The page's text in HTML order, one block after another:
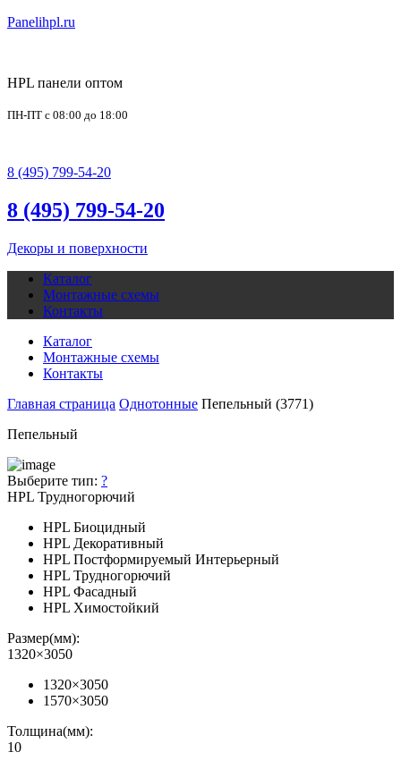
Panelihpl.ru
HPL панели оптом
ПН-ПТ с 08:00 до 18:00
8 (495) 799-54-20
8 (495) 799-54-20
Декоры и поверхности
Каталог
Монтажные схемы
Контакты
Каталог
Монтажные схемы
Контакты
Главная страница Однотонные Пепельный (3771)
Пепельный
Выберите тип: ?
HPL Трудногорючий
HPL Биоцидный
HPL Декоративный
HPL Постформируемый Интерьерный
HPL Трудногорючий
HPL Фасадный
HPL Химостойкий
Размер(мм):
1320×3050
1320×3050
1570×3050
Толщина(мм):
10